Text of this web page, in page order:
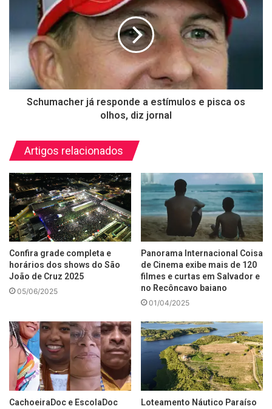
Schumacher já responde a estímulos e pisca os
olhos, diz jornal
Artigos relacionados
Confira grade completa e
horários dos shows do São
João de Cruz 2025
05/06/2025
Panorama Internacional Coisa
de Cinema exibe mais de 120
filmes e curtas em Salvador e
no Recôncavo baiano
01/04/2025
CachoeiraDoc e EscolaDoc
Loteamento Náutico Paraíso